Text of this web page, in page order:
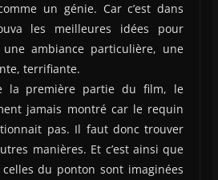
un génie. Car c’est dans
les meilleures idées pour
ambiance particulière, une
terrifiante.
la première partie du film, le
jamais montré car le requin
pas. Il faut donc trouver
manières. Et c’est ainsi que
du ponton sont imaginées